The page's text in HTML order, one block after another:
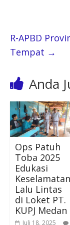
R-APBD
Tempat →
Anda
Ops Patuh
Toba 2025
Edukasi
Keselamatan
Lalu Lintas
di Loket PT.
KUPJ Medan
Juli 18, 2025